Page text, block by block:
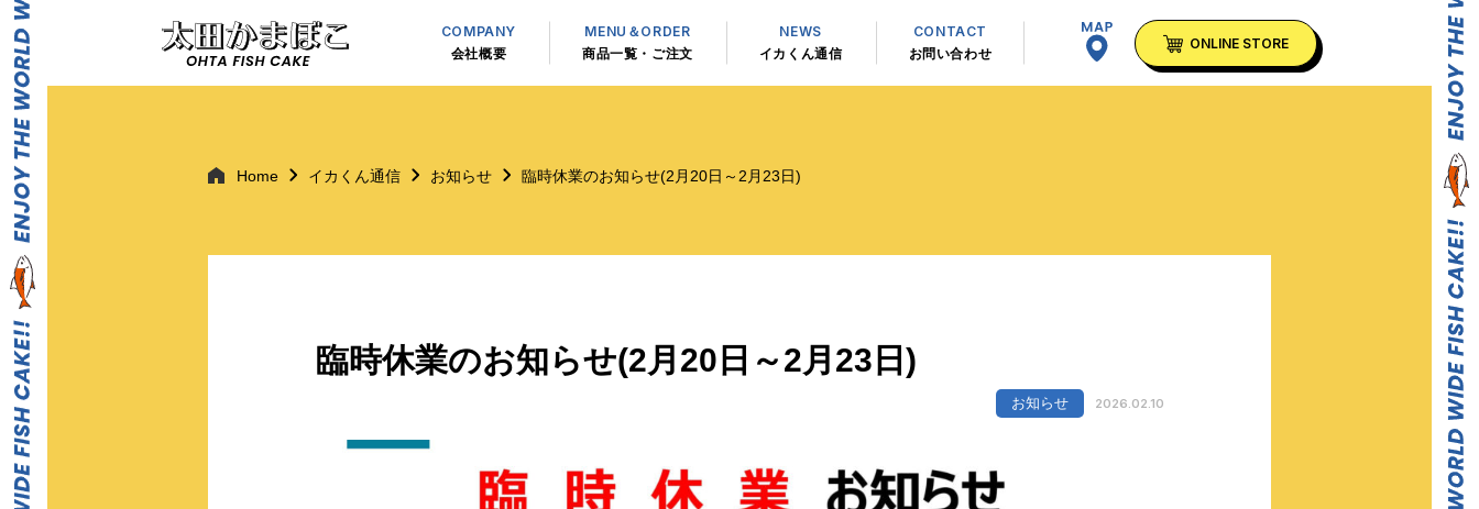
COMPANY
会社概要
MENU＆ORDER
商品一覧・ご注文
NEWS
イカくん通信
CONTACT
お問い合わせ
ONLINE STORE
Home イカくん通信 お知らせ 臨時休業のお知らせ(2月20日～2月23日)
臨時休業のお知らせ(2月20日～2月23日)
お知らせ 2026.02.10